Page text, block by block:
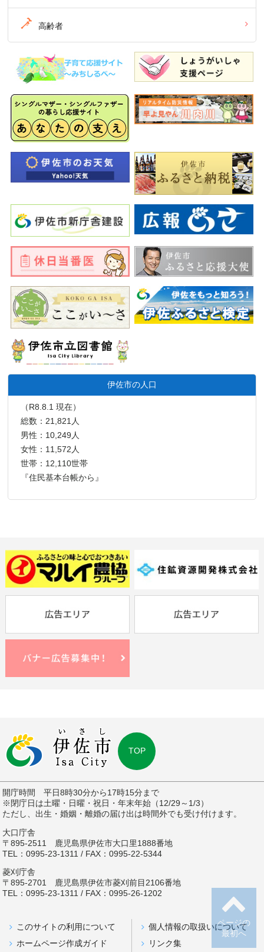
高齢者
伊佐市の人口
（R8.8.1 現在）
総数：21,821人
男性：10,249人
女性：11,572人
世帯：12,110世帯
『住民基本台帳から』
ページの
最初へ
TOP
開庁時間 平日8時30分から17時15分まで
※閉庁日は土曜・日曜・祝日・年末年始（12/29～1/3）
ただし、出生・婚姻・離婚の届け出は時間外でも受け付けます。
大口庁舎
〒895-2511 鹿児島県伊佐市大口里1888番地
TEL：0995-23-1311 / FAX：0995-22-5344
菱刈庁舎
〒895-2701 鹿児島県伊佐市菱刈前目2106番地
TEL：0995-23-1311 / FAX：0995-26-1202
このサイトの利用について
個人情報の取扱いについて
ホームページ作成ガイド
リンク集